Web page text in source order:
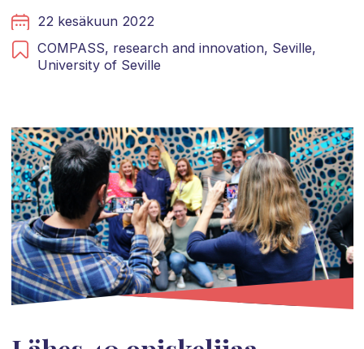
22 kesäkuun 2022
COMPASS, research and innovation, Seville,
University of Seville